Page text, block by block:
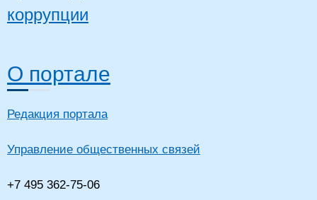
коррупции
О портале
Редакция портала
Управление общественных связей
+7 495 362-75-06